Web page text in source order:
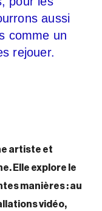
aussi
comme un
rejouer.
artiste et
Elle explore le
manières : au
vidéo,